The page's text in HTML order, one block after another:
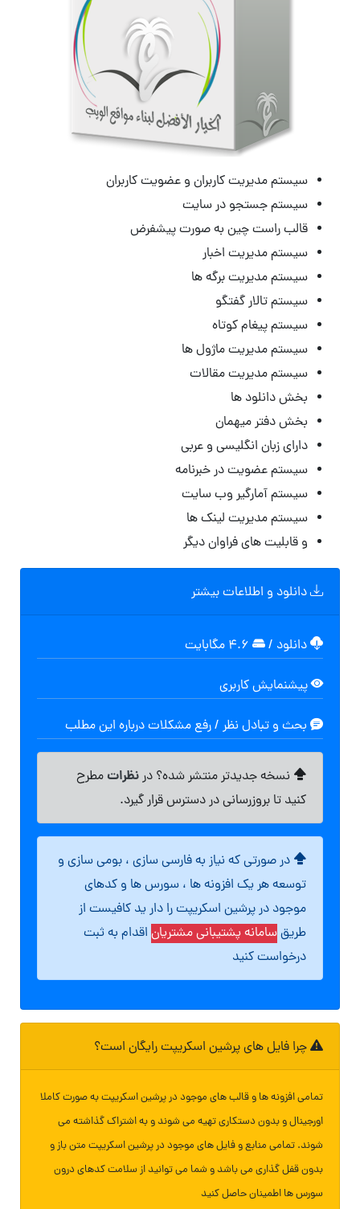
سیستم مدیریت کاربران و عضویت کاربران
سیستم جستجو در سایت
قالب راست چین به صورت پیشفرض
سیستم مدیریت اخبار
سیستم مدیریت برگه ها
سیستم تالار گفتگو
سیستم پیغام کوتاه
سیستم مدیریت ماژول ها
سیستم مدیریت مقالات
بخش دانلود ها
بخش دفتر میهمان
دارای زبان انگلیسی و عربی
سیستم عضویت در خبرنامه
سیستم آمارگیر وب سایت
سیستم مدیریت لینک ها
و قابلیت های فراوان دیگر
دانلود و اطلاعات بیشتر
دانلود /
پیشنمایش کاربری
بحث و تبادل نظر / رفع مشکلات درباره این مطلب
نسخه جدیدتر منتشر شده؟ درنظراتمطرح
کنید تا بروزرسانی در دسترس قرار گیرد.
در صورتی که نیاز به فارسی سازی ، بومی سازی و
توسعه هر یک افزونه ها ، سورس ها و کدهای
موجود در پرشین اسکریپت را دار ید کافیست از
طریقسامانه پشتیبانی مشتریان اقدام به ثبت
درخواست کنید
چرا فایل های پرشین اسکریپت رایگان است؟
تمامی افزونه ها و قالب های موجود در پرشین اسکریپت به صورت کاملا
اورجینال و بدون دستکاری تهیه می شوند و به اشتراک گذاشته می
شوند. تمامی منابع و فایل های موجود در پرشین اسکریپت متن باز و
بدون قفل گذاری می باشد و شما می توانید از سلامت کدهای درون
سورس ها اطمینان حاصل کنید